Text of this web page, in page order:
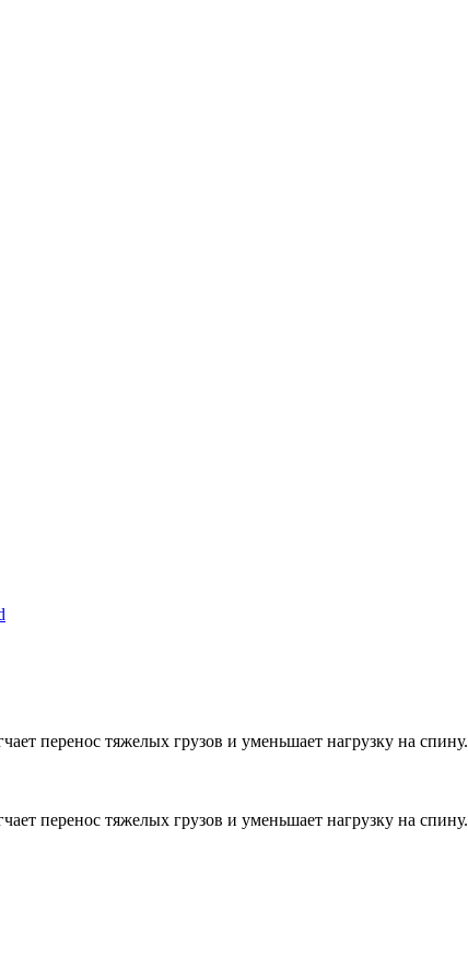
перенос тяжелых грузов и уменьшает нагрузку на спину.
перенос тяжелых грузов и уменьшает нагрузку на спину.